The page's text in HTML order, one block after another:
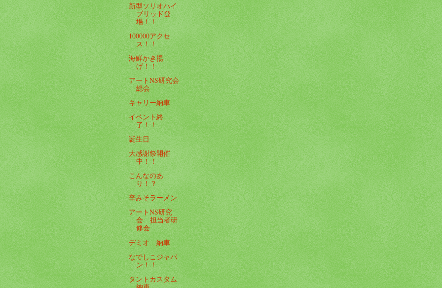
新型ソリオハイ
ブリッド登
場！！
100000アクセ
ス！！
海鮮かき揚
げ！！
アートNS研究会
総会
キャリー納車
イベント終
了！！
誕生日
大感謝祭開催
中！！
こんなのあ
り！？
辛みそラーメン
アートNS研究
会 担当者研
修会
デミオ 納車
なでしこジャパ
ン！！
タントカスタム